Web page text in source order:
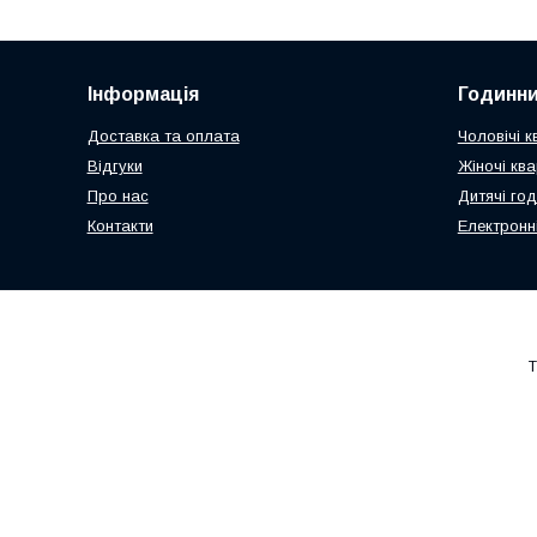
Інформація
Доставка та оплата
Відгуки
Про нас
Контакти
Чоловічі
Жіночі
Дитячі